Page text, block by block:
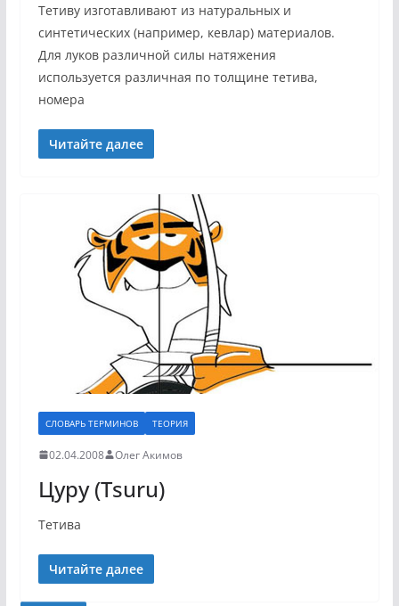
Тетиву изготавливают из натуральных и
синтетических (например, кевлар) материалов.
Для луков различной силы натяжения
используется различная по толщине тетива,
номера
Читайте далее
СЛОВАРЬ ТЕРМИНОВ ТЕОРИЯ
02.04.2008 Олег Акимов
Цуру (Tsuru)
Тетива
Читайте далее